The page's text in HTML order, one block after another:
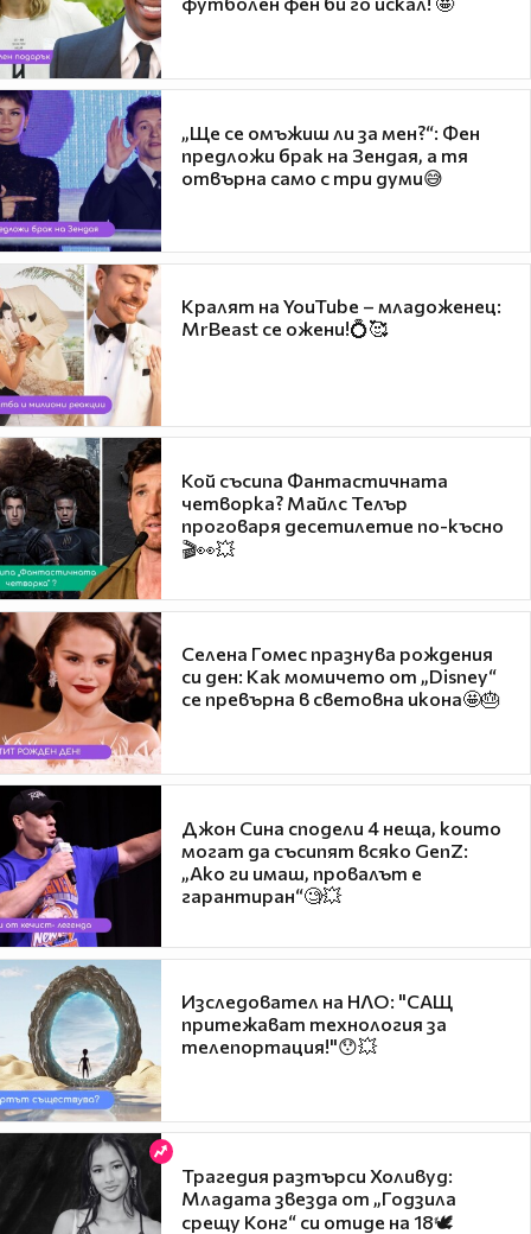
„Ще се омъжиш ли за мен?“: Фен
предложи брак на Зендая, а тя
отвърна само с три думи😅
Кралят на YouTube – младоженец:
MrBeast се ожени!💍🥰
Кой съсипа Фантастичната
четворка? Майлс Телър
проговаря десетилетие по-късно
🎬👀💥
Селена Гомес празнува рождения
си ден: Как момичето от „Disney“
се превърна в световна икона🤩🎂
Джон Сина сподели 4 неща, които
могат да съсипят всяко GenZ:
„Ако ги имаш, провалът е
гарантиран“🧐💥
Изследовател на НЛО: "САЩ
притежават технология за
телепортация!"😯💥
Трагедия разтърси Холивуд:
Младата звезда от „Годзила
срещу Конг“ си отиде на 18🕊️